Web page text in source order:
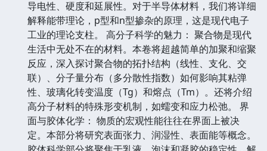
导电性、硬度和延展性。对于半导体材料，我们将详细
解释能带理论，p型和n型掺杂的原理，这是现代电子
工业的理论支柱。 高分子科学的魅力： 聚合物是现代
生活中无处不在的材料。本卷将超越简单的加聚和缩聚
反应，深入探讨聚合物的拓扑结构（线性、支化、交
联）、分子量分布（多分散性指数）如何影响其粘弹
性、玻璃化转变温度（Tg）和熔点（Tm）。还将介绍
高分子材料的特殊形变机制，如蠕变和应力松弛。 界
面与胶体化学： 物质的宏观性能往往在界面上被决
定。本部分将研究表面张力、润湿性、表面能等概念。